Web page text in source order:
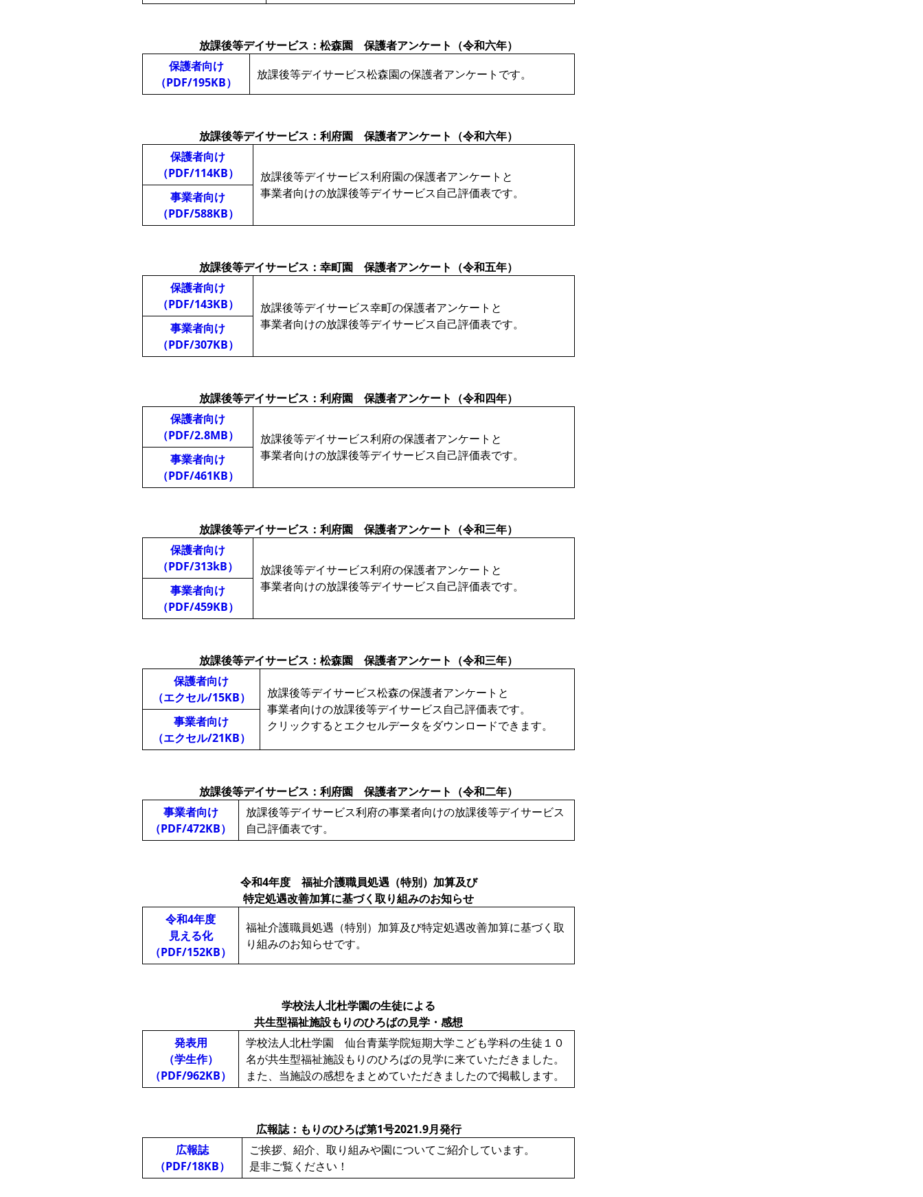
放課後等デイサービス：松森園 保護者アンケート（令和六年）
保護者向け
（PDF/195KB）
放課後等デイサービス松森園の保護者アンケートです。
放課後等デイサービス：利府園 保護者アンケート（令和六年）
保護者向け
（PDF/114KB）
放課後等デイサービス利府園の保護者アンケートと
事業者向けの放課後等デイサービス自己評価表です。
事業者向け
（PDF/588KB）
放課後等デイサービス：幸町園 保護者アンケート（令和五年）
保護者向け
（PDF/143KB）
放課後等デイサービス幸町の保護者アンケートと
事業者向けの放課後等デイサービス自己評価表です。
事業者向け
（PDF/307KB）
放課後等デイサービス：利府園 保護者アンケート（令和四年）
保護者向け
（PDF/2.8MB）
放課後等デイサービス利府の保護者アンケートと
事業者向けの放課後等デイサービス自己評価表です。
事業者向け
（PDF/461KB）
放課後等デイサービス：利府園 保護者アンケート（令和三年）
保護者向け
（PDF/313kB）
放課後等デイサービス利府の保護者アンケートと
事業者向けの放課後等デイサービス自己評価表です。
事業者向け
（PDF/459KB）
放課後等デイサービス：松森園 保護者アンケート（令和三年）
保護者向け
（エクセル/15KB）
放課後等デイサービス松森の保護者アンケートと
事業者向けの放課後等デイサービス自己評価表です。
クリックするとエクセルデータをダウンロードできます。
事業者向け
（エクセル/21KB）
放課後等デイサービス：利府園 保護者アンケート（令和二年）
事業者向け
（PDF/472KB）
放課後等デイサービス利府の事業者向けの放課後等デイサービス
自己評価表です。
令和4年度 福祉介護職員処遇（特別）加算及び
特定処遇改善加算に基づく取り組みのお知らせ
令和4年度
見える化
（PDF/152KB）
福祉介護職員処遇（特別）加算及び特定処遇改善加算に基づく取
り組みのお知らせです。
学校法人北杜学園の生徒による
共生型福祉施設もりのひろばの見学・感想
発表用
（学生作）
（PDF/962KB）
学校法人北杜学園 仙台青葉学院短期大学こども学科の生徒１０
名が共生型福祉施設もりのひろばの見学に来ていただきました。
また、当施設の感想をまとめていただきましたので掲載します。
広報誌：もりのひろば第1号2021.9月発行
広報誌
（PDF/18KB）
ご挨拶、紹介、取り組みや園についてご紹介しています。
是非ご覧ください！